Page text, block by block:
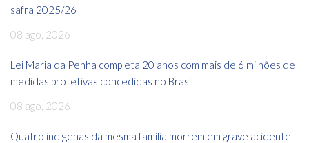
safra 2025/26
08 ago, 2026
Lei Maria da Penha completa 20 anos com mais de 6 milhões de
medidas protetivas concedidas no Brasil
08 ago, 2026
Quatro indígenas da mesma família morrem em grave acidente